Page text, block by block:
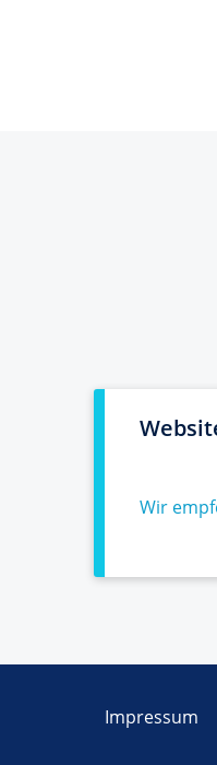
Wir
Impressum